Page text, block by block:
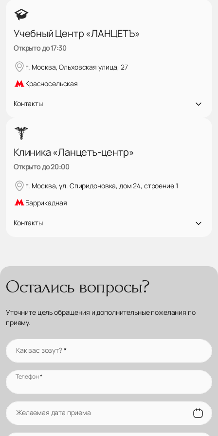
Учебный Центр «ЛАНЦЕТЪ»
Открыто до 17:30
г. Москва, Ольховская улица, 27
Красносельская
Контакты
Клиника «Ланцетъ-центр»
Открыто до 20:00
г. Москва, ул. Спиридоновка, дом 24, строение 1
Баррикадная
Контакты
Остались вопросы?
Уточните цель обращения и дополнительные пожелания по
приему.
Как вас зовут?*
Телефон*
Желаемая дата приема